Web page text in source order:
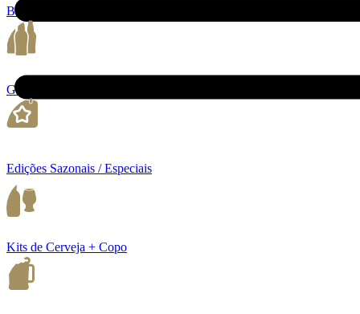
Barris 5L e 20L
Garrafeira 75cl 150cl e 300cl
Edições Sazonais / Especiais
Kits de Cerveja + Copo